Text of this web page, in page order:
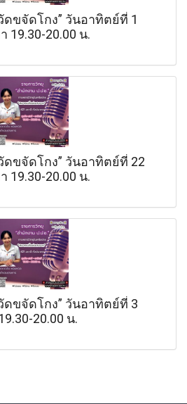
ดขจัดโกง” วันอาทิตย์ที่ 1
19.30-20.00 น.
ดขจัดโกง” วันอาทิตย์ที่ 22
19.30-20.00 น.
ดขจัดโกง” วันอาทิตย์ที่ 3
20.00 น.